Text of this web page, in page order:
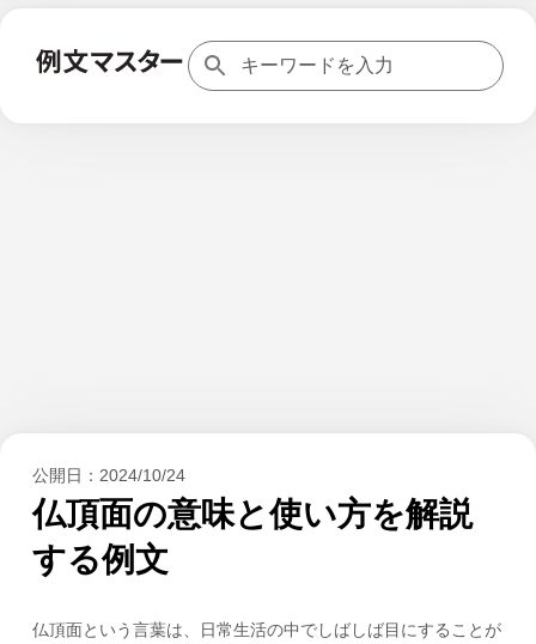
公開日： 2024/10/24
仏頂面の意味と使い方を解説
する例文
仏頂面という言葉は、日常生活の中でしばしば目にすることが